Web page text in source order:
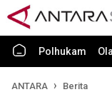
Polhukam
ANTARA Berita